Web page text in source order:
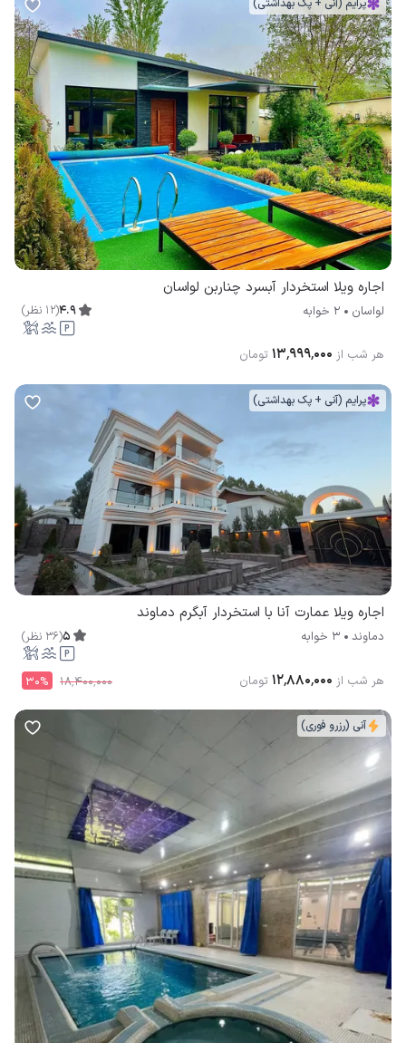
اجاره ویلا استخردار آبسرد چناربن لواسان
لواسان 2 خوابه 4.9
(
12 نظر)
هر شب از ۱۳٬۹۹۹٬۰۰۰ تومان
پرایم (آنی + پک بهداشتی)
اجاره ویلا عمارت آنا با استخردار آبگرم دماوند
دماوند 3 خوابه 5
(
36 نظر)
۱۸٬۴۰۰٬۰۰۰ 30% هر شب از ۱۲٬۸۸۰٬۰۰۰ تومان
آنی (رزرو فوری)